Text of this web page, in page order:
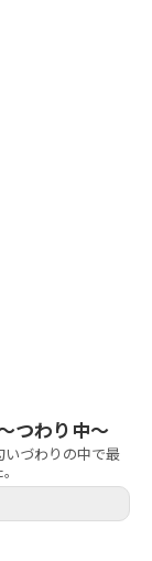
つわり中～
づわりの中で最